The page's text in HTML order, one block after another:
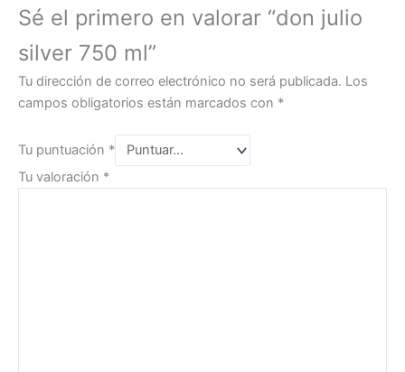
Sé el primero en valorar “don julio
silver 750 ml”
Tu dirección de correo electrónico no será publicada. Los
campos obligatorios están marcados con *
Tu puntuación *
Tu valoración *